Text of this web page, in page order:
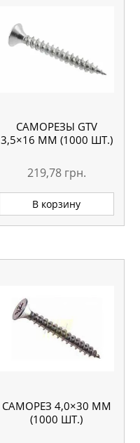
САМОРЕЗЫ GTV
3,5×16 ММ (1000 ШТ.)
219,78 грн.
В корзину
САМОРЕЗ 4,0×30 ММ
(1000 ШТ.)